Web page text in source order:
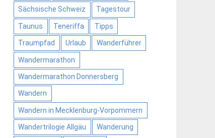
Sächsische Schweiz Tagestour
Taunus Teneriffa Tipps
Traumpfad Urlaub Wanderführer
Wandermarathon
Wandermarathon Donnersberg
Wandern
Wandern in Mecklenburg-Vorpommern
Wandertrilogie Allgäu Wanderung